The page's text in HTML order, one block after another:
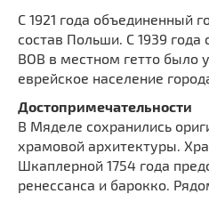
С 1921 года объединенный
состав Польши. С 1939
ВОВ в местном гетто было
еврейское население
Достопримечательности
В Мяделе сохранились
храмовой архитектуры.
Шкаплерной 1754 года
ренессанса и барокко.